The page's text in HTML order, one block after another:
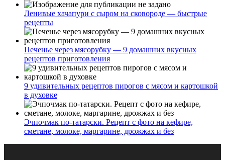
Ленивые хачапури с сыром на сковороде — быстрые
рецепты
Печенье через мясорубку — 9 домашних вкусных
рецептов приготовления
9 удивительных рецептов пирогов с мясом и картошкой
в духовке
Эчпочмак по-татарски. Рецепт с фото на кефире,
сметане, молоке, маргарине, дрожжах и без